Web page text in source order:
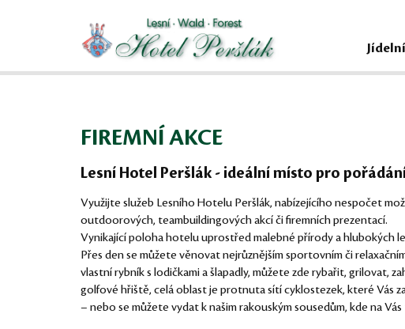
FIREMNÍ AKCE
Lesní Hotel Peršlák - ideální místo pro
Využijte služeb Lesního Hotelu Peršlák, nabízejícího nespočet
outdoorových, teambuildingových akcí či firemních prezentací.
Vynikající poloha hotelu uprostřed malebné přírody a hlubokých
Přes den se můžete věnovat nejrůznějším sportovním či
vlastní rybník s lodičkami a šlapadly, můžete zde rybařit, grilovat,
golfové hřiště, celá oblast je protnuta sítí cyklostezek, které Vás
– nebo se můžete vydat k našim rakouským sousedům, kde na